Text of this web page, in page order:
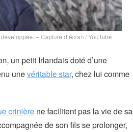
– Capture d’écran / YouTube
un petit Irlandais doté d’une
unevéritable star, chez lui comme
crinière ne facilitent pas la vie de sa
de son fils se prolonger,